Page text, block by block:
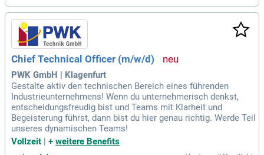
Chief Technical Officer (m/w/d)
PWK GmbH | Klagenfurt
Gestalte aktiv den technischen Bereich eines führenden
Industrieunternehmens! Wenn du unternehmerisch denkst,
entscheidungsfreudig bist und Teams mit Klarheit und
Begeisterung führst, dann bist du hier genau richtig. Werde Teil
unseres dynamischen Teams!
Vollzeit | + weitere Benefits